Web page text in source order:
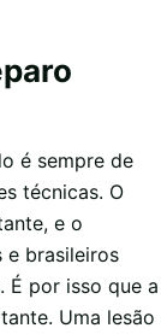
é sempre de
técnicas. O
e o
e brasileiros
É por isso que a
Uma lesão